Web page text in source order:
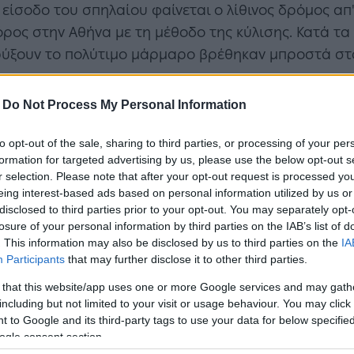
Do Not Process My Personal Information
opt-out of the sale, sharing to third parties, or processing of your
for targeted advertising by us, please use the below opt-out
selection. Please note that after your opt-out request is processed
interest-based ads based on personal information utilized by us
to third parties prior to your opt-out. You may separately
of your personal information by third parties on the IAB’s list of
This information may also be disclosed by us to third parties on the
Participants that may further disclose it to other third parties.
that this website/app uses one or more Google services and may
but not limited to your visit or usage behaviour. You may
to Google and its third-party tags to use your data for below
consent section.
του σπηλαίου φαίνεται ο λίθινος δρόμος
στην Αθήνα με τη μέθοδο της κύλισης. Κατά τα
το πολύτιμο μάρμαρο βρέθηκαν μπροστά
είχε αρχίσει να δίνεται μία άλλη διάσταση. Οι
διηγούνταν παράξενες ιστορίες όπως
και φαντασμάτων.